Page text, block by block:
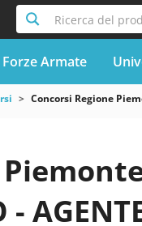
Ricerca del
Forze Armate
Concorsi Regione
-